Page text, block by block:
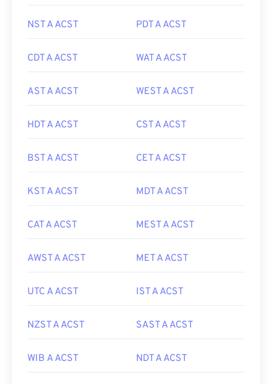
NST A ACST PDT A ACST
CDT A ACST WAT A ACST
AST A ACST WEST A ACST
HDT A ACST CST A ACST
BST A ACST CET A ACST
KST A ACST MDT A ACST
CAT A ACST MEST A ACST
AWST A ACST MET A ACST
UTC A ACST IST A ACST
NZST A ACST SAST A ACST
WIB A ACST NDT A ACST